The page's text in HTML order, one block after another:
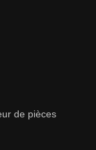
de pièces